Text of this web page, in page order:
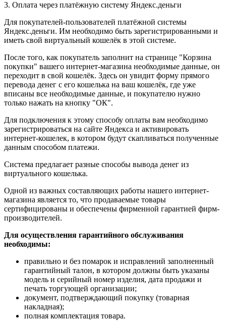
3. Оплата через платёжную систему Яндекс.деньги
Для покупателей-пользователей платёжной системы
Яндекс.деньги. Им необходимо быть зарегистрированными и
иметь свой виртуальный кошелёк в этой системе.
После того, как покупатель заполнит на странице "Корзина
покупки" вашего интернет-магазина необходимые данные, он
переходит в свой кошелёк. Здесь он увидит форму прямого
перевода денег с его кошелька на ваш кошелёк, где уже
вписаны все необходимые данные, и покупателю нужно
только нажать на кнопку "ОК".
Для подключения к этому способу оплаты вам необходимо
зарегистрироваться на сайте Яндекса и активировать
интернет-кошелек, в котором будут скапливаться полученные
данным способом платежи.
Система предлагает разные способы вывода денег из
виртуального кошелька.
Одной из важных составляющих работы нашего интернет-
магазина является то, что продаваемые товары
сертифицированы и обеспечены фирменной гарантией фирм-
производителей.
Для осуществления гарантийного обслуживания
необходимы:
правильно и без помарок и исправлений заполненный
гарантийный талон, в котором должны быть указаны
модель и серийный номер изделия, дата продажи и
печать торгующей организации;
документ, подтверждающий покупку (товарная
накладная);
полная комплектация товара.